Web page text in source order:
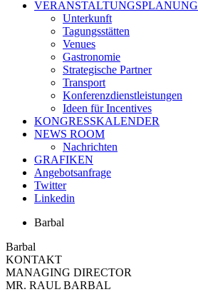
VERANSTALTUNGSPLANUNG
Unterkunft
Tagungsstätten
Venues
Gastronomie
Strategische Partner
Transport
Konferenzdienstleistungen
Ideen für Incentives
KONGRESSKALENDER
NEWS ROOM
Nachrichten
GRAFIKEN
Angebotsanfrage
Twitter
Linkedin
Barbal
Barbal
KONTAKT
MANAGING DIRECTOR
MR. RAUL BARBAL